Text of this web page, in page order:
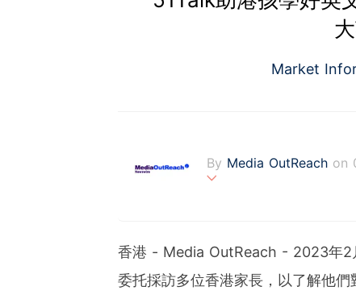
Market
By Media OutReach on
onitoring with analysis
s communities.
ng with office in
香港 - Media OutReach - 2023年2
委托採訪多位香港家長，以了解他